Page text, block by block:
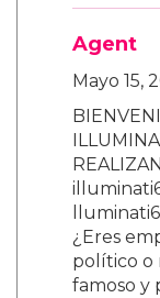
Agent
Mayo 15,
¿Eres
político o
famoso y